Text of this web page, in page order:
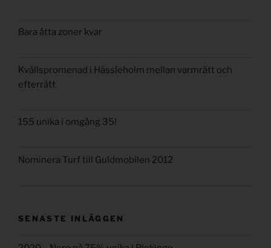
Bara åtta zoner kvar
Kvällspromenad i Hässleholm mellan varmrätt och
efterrätt
155 unika i omgång 35!
Nominera Turf till Guldmobilen 2012
SENASTE INLÄGGEN